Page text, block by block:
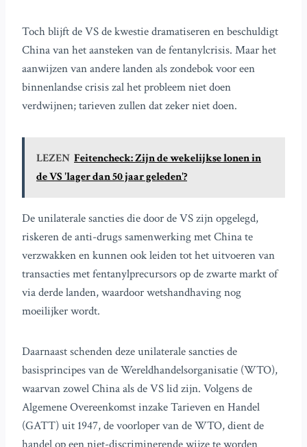
Toch blijft de VS de kwestie dramatiseren en beschuldigt
China van het aansteken van de fentanylcrisis. Maar het
aanwijzen van andere landen als zondebok voor een
binnenlandse crisis zal het probleem niet doen
verdwijnen; tarieven zullen dat zeker niet doen.
LEZEN Feitencheck: Zijn de wekelijkse lonen in
de VS 'lager dan 50 jaar geleden'?
De unilaterale sancties die door de VS zijn opgelegd,
riskeren de anti-drugs samenwerking met China te
verzwakken en kunnen ook leiden tot het uitvoeren van
transacties met fentanylprecursors op de zwarte markt of
via derde landen, waardoor wetshandhaving nog
moeilijker wordt.
Daarnaast schenden deze unilaterale sancties de
basisprincipes van de Wereldhandelsorganisatie (WTO),
waarvan zowel China als de VS lid zijn. Volgens de
Algemene Overeenkomst inzake Tarieven en Handel
(GATT) uit 1947, de voorloper van de WTO, dient de